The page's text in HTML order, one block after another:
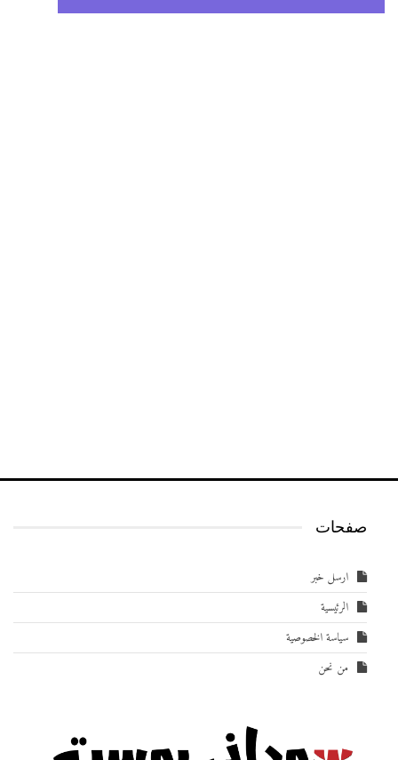
صفحات
ارسل خبر
الرئيسية
سياسة الخصوصية
من نحن